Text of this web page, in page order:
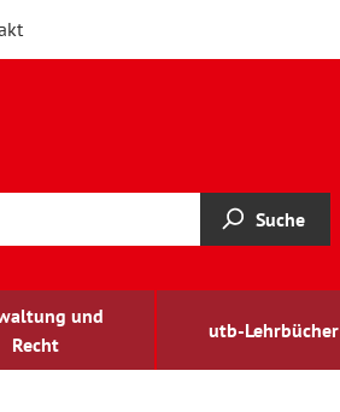
Suche
und
Recht
utb-Lehrbücher